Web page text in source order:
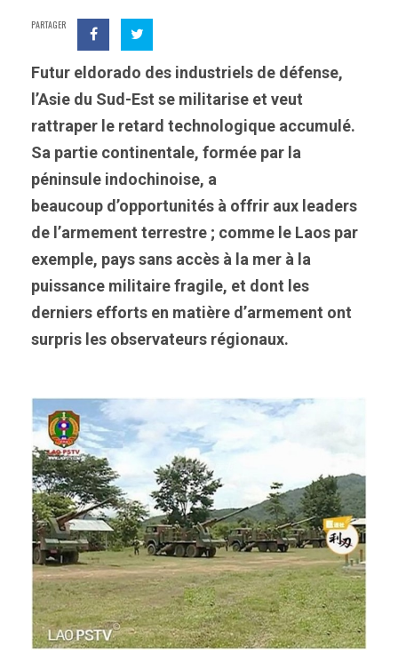
PARTAGER
Futur eldorado des industriels de défense,
l’Asie du Sud-Est se militarise et veut
rattraper le retard technologique accumulé.
Sa partie continentale, formée par la
péninsule indochinoise, a
beaucoup d’opportunités à offrir aux leaders
de l’armement terrestre ; comme le Laos par
exemple, pays sans accès à la mer à la
puissance militaire fragile, et dont les
derniers efforts en matière d’armement ont
surpris les observateurs régionaux.